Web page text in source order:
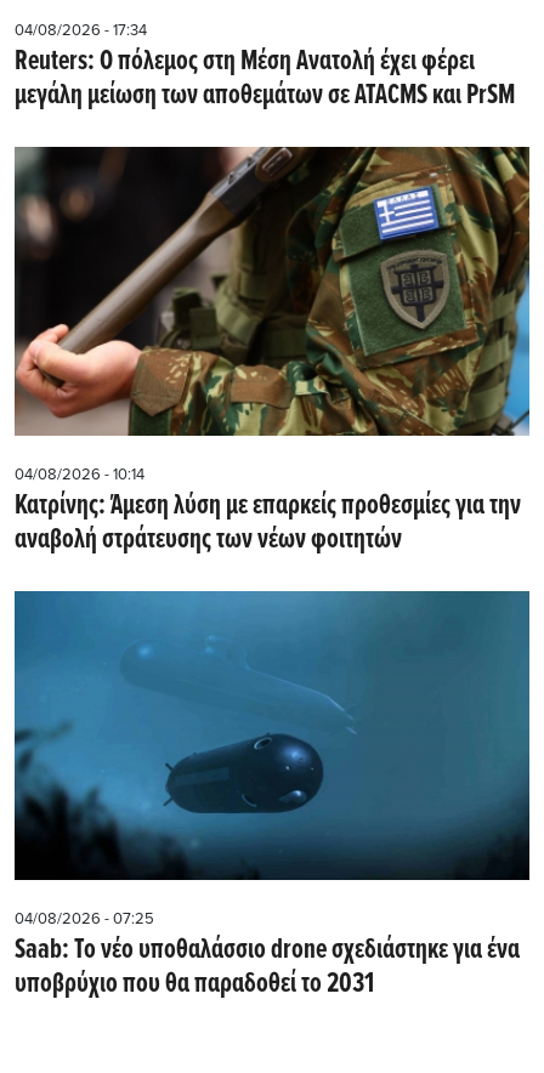
04/08/2026 - 17:34
Reuters: Ο πόλεμος στη Μέση Ανατολή έχει φέρει
μεγάλη μείωση των αποθεμάτων σε ATACMS και PrSM
04/08/2026 - 10:14
Κατρίνης: Άμεση λύση με επαρκείς προθεσμίες για την
αναβολή στράτευσης των νέων φοιτητών
04/08/2026 - 07:25
Saab: Το νέο υποθαλάσσιο drone σχεδιάστηκε για ένα
υποβρύχιο που θα παραδοθεί το 2031